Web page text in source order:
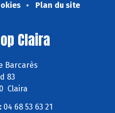
Plan du site
Claira
Barcarès
83
Claira
04 68 53 63 21